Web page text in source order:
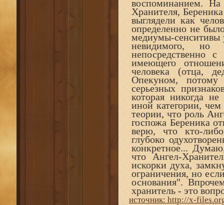
воспоминанием.
Хранителя,
выглядели как
определенно не
медиумы-сенситивы
невидимого, но
непосредственно
имеющего
человека (отца,
Опекуном,
серьезных
которая никогда
иной категории,
теории, что роль
госпожа Береника
верю, что кто-
глубоко
конкретное...
что Ангел-
искорки духа,
ограничения, но
основания".
хранитель - это
источник: http://x-